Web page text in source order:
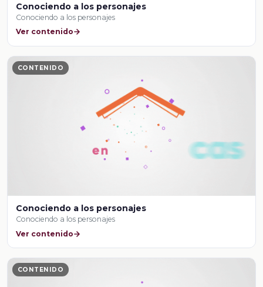
Conociendo a los personajes
Conociendo a los personajes
Ver contenido
CONTENIDO
Conociendo a los personajes
Conociendo a los personajes
Ver contenido
CONTENIDO